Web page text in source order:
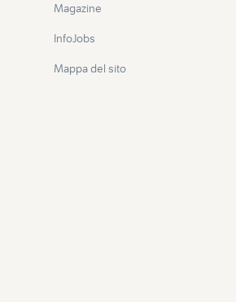
Magazine
InfoJobs
Mappa del sito